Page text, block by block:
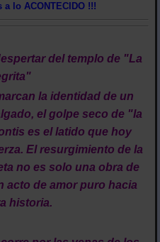
lo ACONTECIDO !!!
del templo de "La
la identidad de un
el golpe seco de "la
es el latido que hoy
El resurgimiento de la
no es solo una obra de
acto de amor puro hacia
historia.